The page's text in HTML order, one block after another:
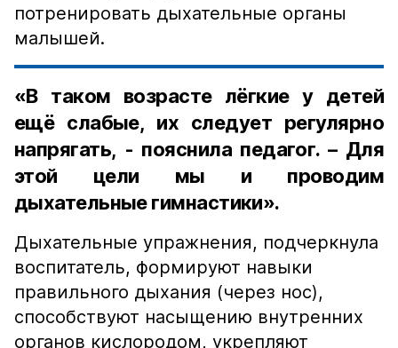
потренировать дыхательные органы
малышей.
«В таком возрасте лёгкие у детей
ещё слабые, их следует регулярно
напрягать, - пояснила педагог. – Для
этой цели мы и проводим
дыхательные гимнастики».
Дыхательные упражнения, подчеркнула
воспитатель, формируют навыки
правильного дыхания (через нос),
способствуют насыщению внутренних
органов кислородом, укрепляют